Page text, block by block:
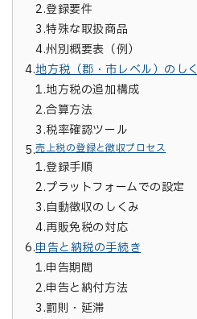
2.登録要件
3.特殊な取扱商品
4.州別概要表（例）
4.地方税（郡・市レベル）のし
1.地方税の追加構成
2.合算方法
3.税率確認ツール
5.売上税の登録と徴収プロセス
1.登録手順
2.プラットフォームでの設定
3.自動徴収のしくみ
4.再販免税の対応
6.申告と納税の手続き
1.申告期間
2.申告と納付方法
3.罰則・延滞